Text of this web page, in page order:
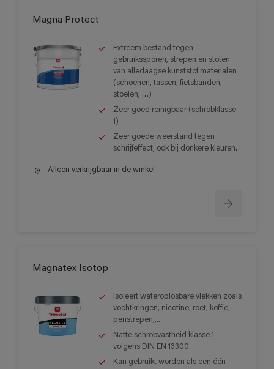
Magna Protect
Extreem bestand tegen
gebruikssporen, strepen en stoten
van alledaagse kunststof materialen
(schoenen, tassen, fietsbanden,
stoelen, …)
Zeer goed reinigbaar (schrobklasse
1)
Zeer goede weerstand tegen
schrijfeffect, ook bij donkere kleuren.
Alleen verkrijgbaar in de winkel
Magnatex Isotop
Isoleert wateroplosbare vlekken zoals
vochtkringen, nicotine, roet, koffie,
penstrepen,...
Natte schrobvastheid klasse 1
volgens DIN EN 13300
Kan gebruikt worden als een één-